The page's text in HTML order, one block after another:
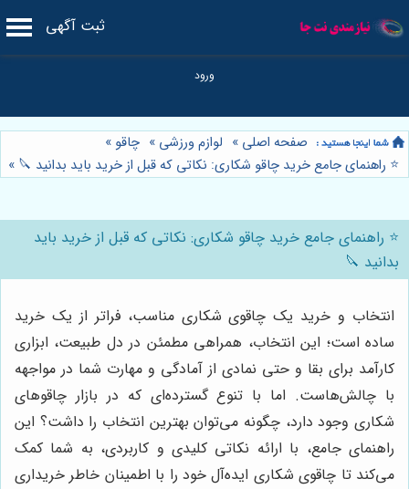
ثبت آگهی
صفحه اصلی » لوازم ورزشی » چاقو »
⭐️ راهنمای جامع خرید چاقو شکاری: نکاتی که قبل از خرید باید بدانید 🔪 »
⭐️ راهنمای جامع خرید چاقو شکاری: نکاتی که قبل از خرید باید
بدانید 🔪
انتخاب و خرید یک چاقوی شکاری مناسب، فراتر از یک خرید
ساده است؛ این انتخاب، همراهی مطمئن در دل طبیعت، ابزاری
کارآمد برای بقا و حتی نمادی از آمادگی و مهارت شما در مواجهه
با چالش‌هاست. اما با تنوع گسترده‌ای که در بازار چاقوهای
شکاری وجود دارد، چگونه می‌توان بهترین انتخاب را داشت؟ این
راهنمای جامع، با ارائه نکاتی کلیدی و کاربردی، به شما کمک
می‌کند تا چاقوی شکاری ایده‌آل خود را با اطمینان خاطر خریداری